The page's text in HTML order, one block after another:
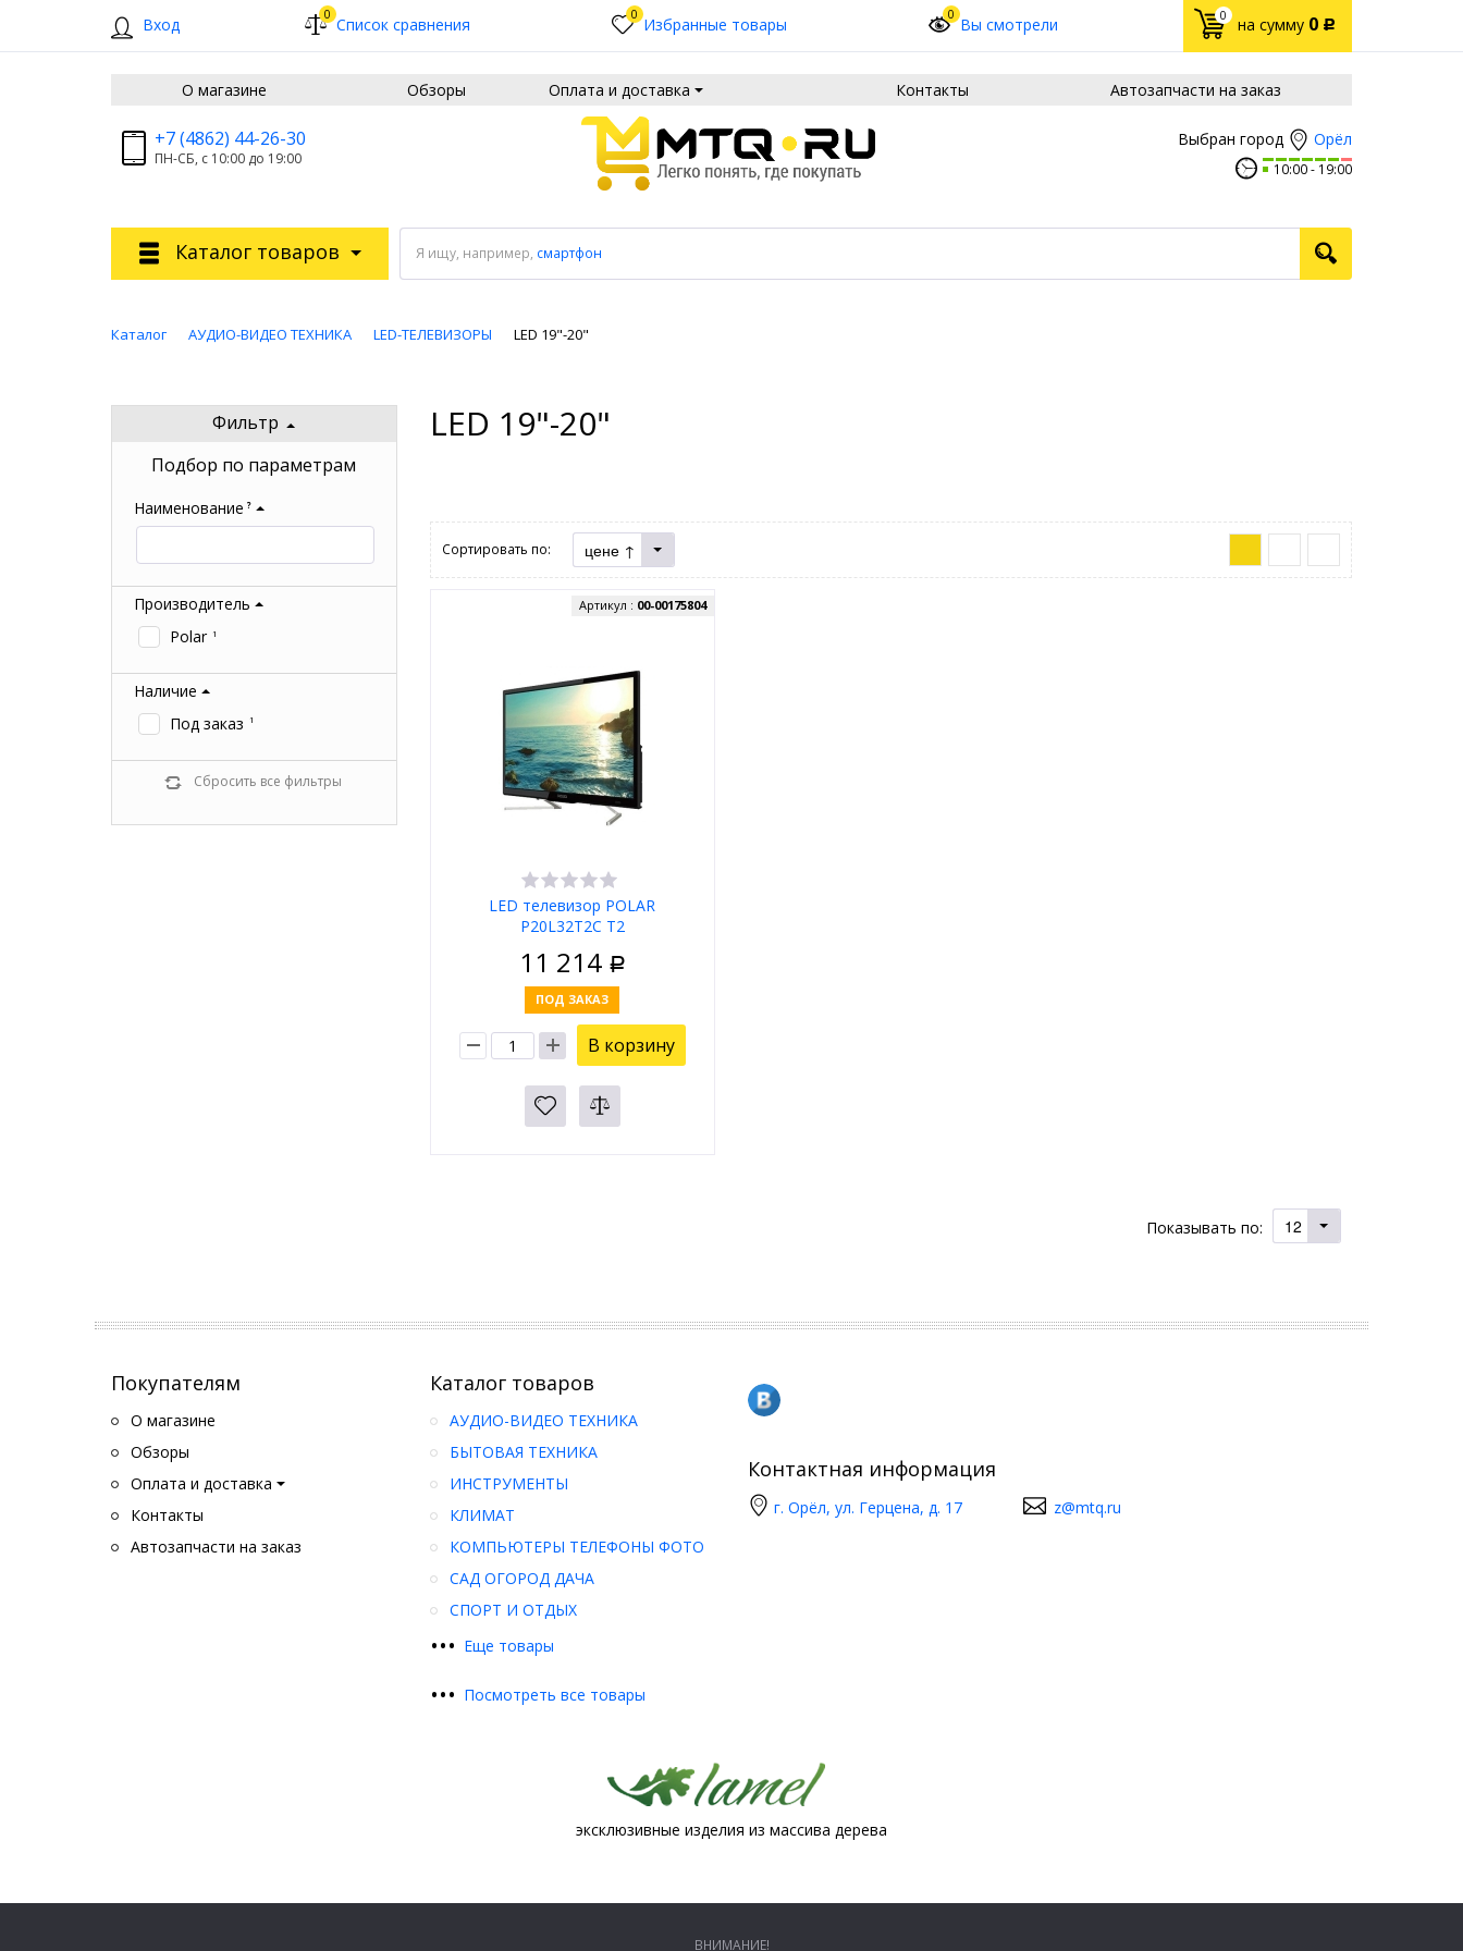
Вход 0 Список сравнения 0 Избранные товары 0 Вы смотрели 0 на сумму 0 Р
О магазине Обзоры Оплата и доставка Контакты Автозапчасти на заказ
Выбран город Орёл
10:00 19:00
+7 (4862) 44-26-30
ПН-СБ, с 10:00 до 19:00
Я ищу, например, смартфон
Каталог товаров
Каталог АУДИО-ВИДЕО ТЕХНИКА LED-ТЕЛЕВИЗОРЫ LED 19"-20"
Фильтр
Подбор по параметрам
Наименование ?
Производитель
Polar 1
Наличие
Под заказ
1
Сбросить все фильтры
LED 19"-20"
Сортировать по: цене ↑
LED телевизор POLAR
P20L32T2C T2
Артикул : 00-00175804
11 214 Р
ПОД ЗАКАЗ
В корзину
Показывать по: 12
Покупателям
О магазине
Обзоры
Оплата и доставка
Контакты
Автозапчасти на заказ
Каталог товаров
••• Еще товары
АУДИО-ВИДЕО ТЕХНИКА
БЫТОВАЯ ТЕХНИКА
ИНСТРУМЕНТЫ
КЛИМАТ
КОМПЬЮТЕРЫ ТЕЛЕФОНЫ ФОТО
САД ОГОРОД ДАЧА
СПОРТ И ОТДЫХ
••• Посмотреть все товары
Контактная информация
г. Орёл, ул. Герцена, д. 17 z@mtq.ru
эксклюзивные изделия из массива дерева
ВНИМАНИЕ!